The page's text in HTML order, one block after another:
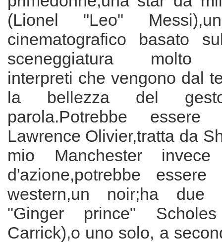
(Lionel "Leo"
cinematografico basato
sceneggiatura molto
interpreti che vengono dal
la bellezza del
parola.Potrebbe
Lawrence Olivier,tratta da
mio Manchester
d'azione,potrebbe
western,un noir;ha due
"Ginger prince"
Carrick),o uno solo, a